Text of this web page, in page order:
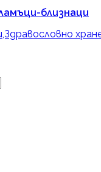
близнаци